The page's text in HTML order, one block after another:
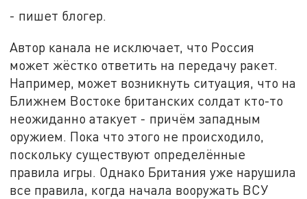
- пишет блогер.
Автор канала не исключает, что Россия
может жёстко ответить на передачу ракет.
Например, может возникнуть ситуация, что на
Ближнем Востоке британских солдат кто-то
неожиданно атакует - причём западным
оружием. Пока что этого не происходило,
поскольку существуют определённые
правила игры. Однако Британия уже нарушила
все правила, когда начала вооружать ВСУ